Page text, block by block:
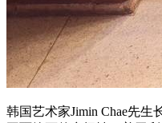
韩国艺术家Jimin Chae先